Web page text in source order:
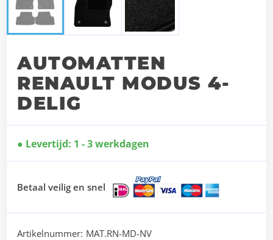
AUTOMATTEN
RENAULT MODUS 4-
DELIG
Levertijd: 1 - 3 werkdagen
Betaal veilig en snel
Artikelnummer: MAT.RN-MD-NV